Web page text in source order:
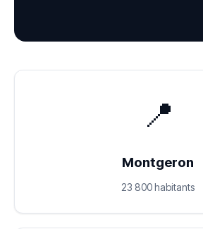
📍
Montgeron
23 800 habitants